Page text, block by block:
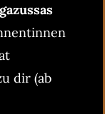
dir (ab